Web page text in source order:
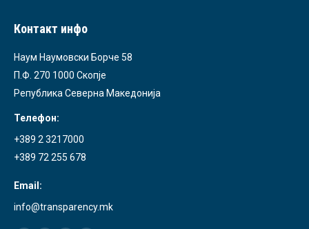
Контакт инфо
Наум Наумовски Борче 58
П.Ф. 270 1000 Скопје
Република Северна Македонија
Телефон:
+389 2 3217000
+389 72 255 678
Email:
info@transparency.mk